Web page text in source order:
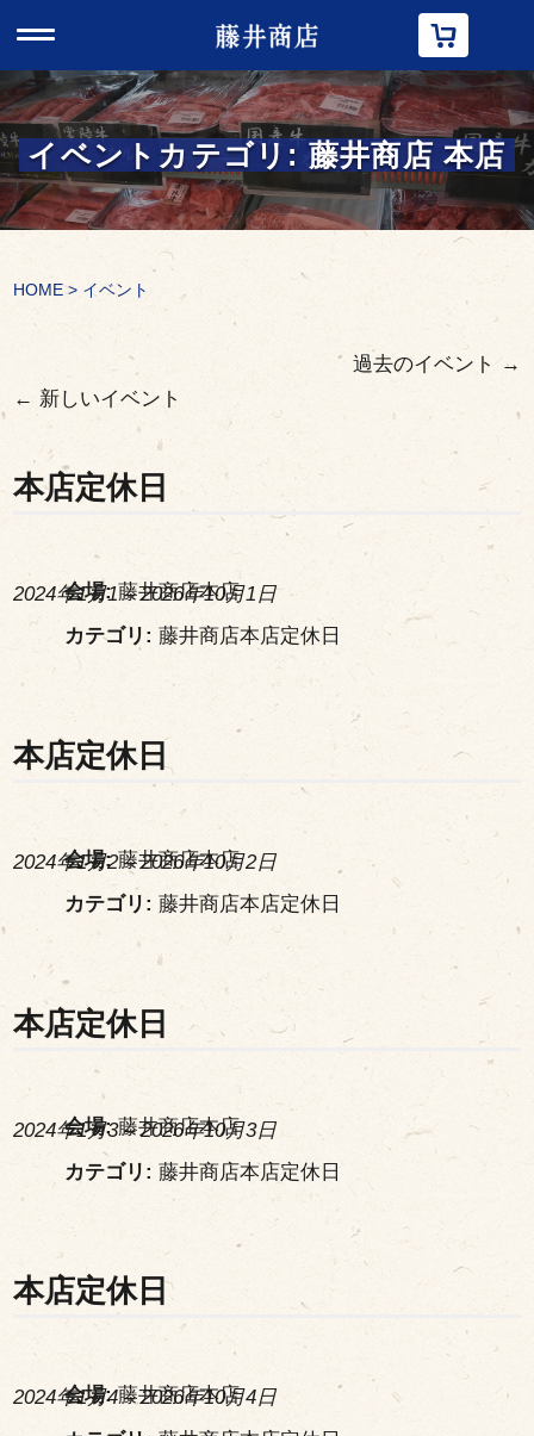
t
o
g
l
e
n
a
v
i
g
a
o
イベントカテゴリ: 藤井商店 本店
HOME> イベント
過去のイベント
→
← 新しいイベント
本店定休日
2024年1月1–2026年10月1日
会場: 藤井商店本店
カテゴリ: 藤井商店本店定休日
本店定休日
2024年1月2–2026年10月2日
会場: 藤井商店本店
カテゴリ: 藤井商店本店定休日
本店定休日
2024年1月3–2026年10月3日
会場: 藤井商店本店
カテゴリ: 藤井商店本店定休日
本店定休日
2024年1月4–2026年10月4日
会場: 藤井商店本店